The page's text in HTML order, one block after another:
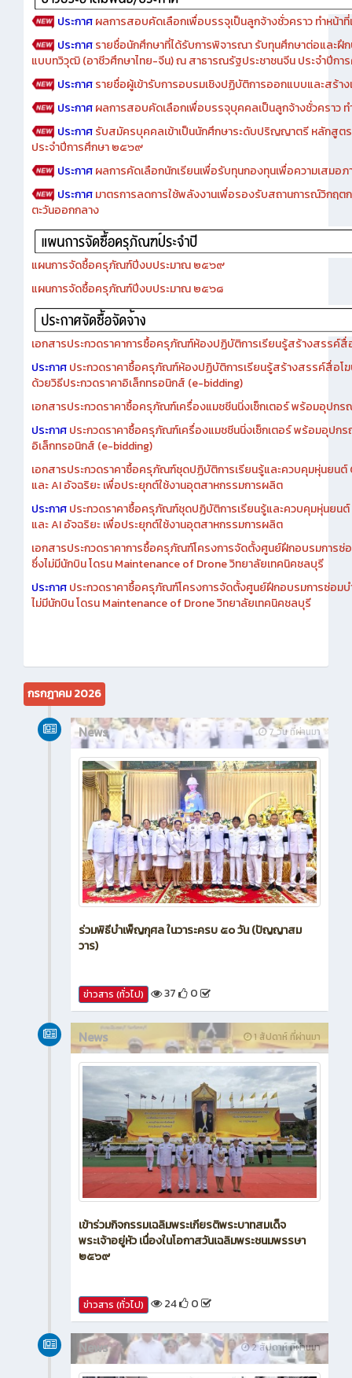
ประกาศผลการสอบคัดเลือกเพื่อบรรจุเป็นลูกจ้างชั่วคราว ทำหน้าที่
ประกาศ รายชื่อนักศึกษาที่ได้รับการพิจารณา รับทุนศึกษาต่อและฝึ
แบบทวิวุฒิ (อาชีวศึกษาไทย-จีน) ณ สาธารณรัฐประชาชนจีน ประจำปีก
ประกาศรายชื่อผู้เข้ารับการอบรมเชิงปฏิบัติการออกแบบและสร้า
ประกาศผลการสอบคัดเลือกเพื่อบรรจุบุคคลเป็นลูกจ้างชั่วคราว ท
ประกาศรับสมัครบุคคลเข้าเป็นนักศึกษาระดับปริญญาตรี หลักสูต
ประจำปีการศึกษา ๒๕๖๙
ประกาศผลการคัดเลือกนักเรียนเพื่อรับทุนกองทุนเพื่อความเสมอ
ประกาศมาตรการลดการใช้พลังงานเพื่อรองรับสถานการณ์วิกฤ
ตะวันออกกลาง
แผนการจัดซื้อครุภัณฑ์ปีงบประมาณ ๒๕๖๙
แผนการจัดซื้อครุภัณฑ์ปีงบประมาณ ๒๕๖๘
เอกสารประกวดราคาการซื้อครุภัณฑ์ห้องปฏิบัติการเรียนรู้สร้างสรรค์
ประกาศ ประกวดราคาซื้อครุภัณฑ์ห้องปฏิบัติการเรียนรู้สร้างสรรค์สื่อโ
ด้วยวิธีประกวดราคาอิเล็กทรอนิกส์ (e-bidding)
เอกสารประกวดราคาซื้อครุภัณฑ์เครื่องแมชชีนนิ่งเซ็กเตอร์ พร้อมอุปก
ประกาศประกวดราคาซื้อครุภัณฑ์เครื่องแมชชีนนิ่งเซ็กเตอร์ พร้อมอุปก
อิเล็กทรอนิกส์ (e-bidding)
เอกสารประกวดราคาซื้อครุภัณฑ์ชุดปฏิบัติการเรียนรู้และควบคุมหุ่นยน
และ AI อัจฉริยะ เพื่อประยุกต์ใช้งานอุตสาหกรรมการผลิต
ประกาศประกวดราคาซื้อครุภัณฑ์ชุดปฏิบัติการเรียนรู้และควบคุมหุ่นยน
และ AI อัจฉริยะ เพื่อประยุกต์ใช้งานอุตสาหกรรมการผลิต
เอกสารประกวดราคาการซื้อครุภัณฑ์โครงการจัดตั้งศูนย์ฝึกอบรมการซ่
ซึ่งไม่มีนักบิน โดรน Maintenance of Drone วิทยาลัยเทคนิคชลบุรี
ประกาศประกวดราคาซื้อครุภัณฑ์โครงการจัดตั้งศูนย์ฝึกอบรมการซ่อมบ
กรกฎาคม 2026
7 วัน ที่ผ่านมา
News
ร่วมพิธีบำเพ็ญกุศล ในวาระครบ ๕๐ วัน (ปัญญาสม
37 0
1 สัปดาห์ ที่ผ่านมา
News
เข้าร่วมกิจกรรมเฉลิมพระเกียรติพระบาทสมเด็จ
พระเจ้าอยู่หัว เนื่องในโอกาสวันเฉลิมพระชนมพรรษา
24 0
2 สัปดาห์ ที่ผ่านมา
News